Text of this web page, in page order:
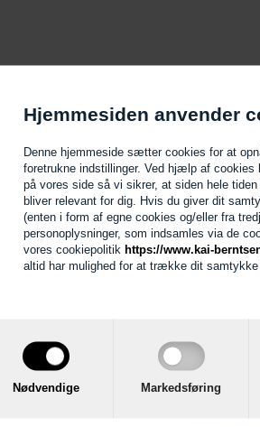
Hjemmesiden anvender
Denne hjemmeside sætter cookies for at
foretrukne indstillinger. Ved hjælp af
på vores side så vi sikrer, at siden hele
bliver relevant for dig. Hvis du giver dit
(enten i form af egne cookies og/eller fra
personoplysninger, som indsamles via de
vores cookiepolitik https://www.kai-
altid har mulighed for at trække dit samtykke
Nødvendige Markedsføring
Eva Trio Professionel
Bradepande med rist - 35*25